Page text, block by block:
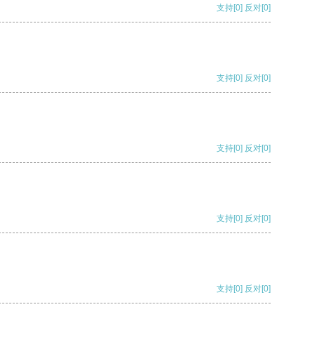
支持[0] 反对[0]
支持[0] 反对[0]
支持[0] 反对[0]
支持[0] 反对[0]
支持[0] 反对[0]